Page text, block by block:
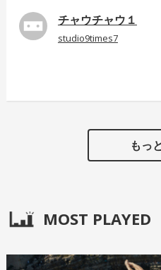
チャウチャウ１
studio9times7
もっ
MOST PLAYED